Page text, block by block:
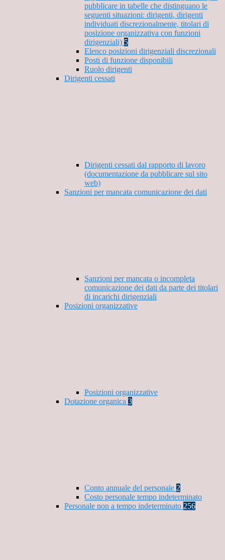
pubblicare in tabelle che distinguano le
seguenti situazioni: dirigenti, dirigenti
individuati discrezionalmente, titolari di
posizione organizzativa con funzioni
dirigenziali) 5
Elenco posizioni dirigenziali discrezionali
Posti di funzione disponibili
Ruolo dirigenti
Dirigenti cessati
Dirigenti cessati dal rapporto di lavoro
(documentazione da pubblicare sul sito
web)
Sanzioni per mancata comunicazione dei dati
Sanzioni per mancata o incompleta
comunicazione dei dati da parte dei titolari
di incarichi dirigenziali
Posizioni organizzative
Posizioni organizzative
Dotazione organica 3
Conto annuale del personale 2
Costo personale tempo indeterminato
Personale non a tempo indeterminato 256